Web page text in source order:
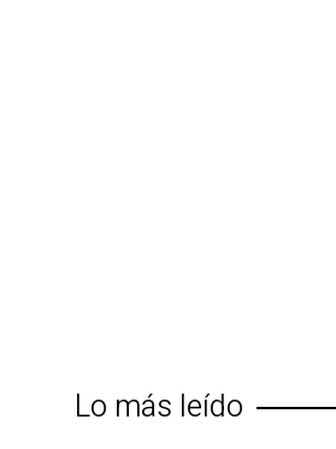
Lo más leído